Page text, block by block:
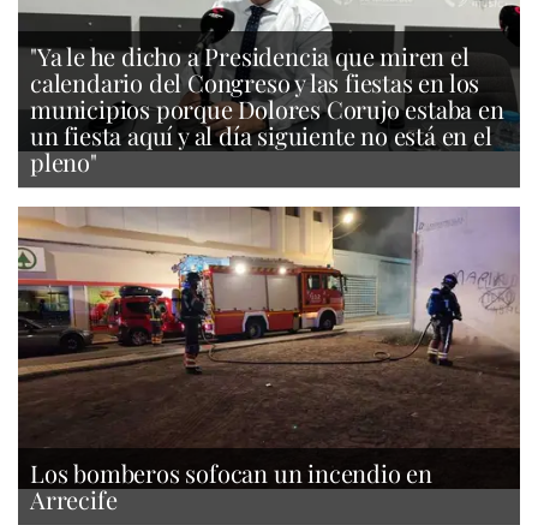
"Ya le he dicho a Presidencia que miren el
calendario del Congreso y las fiestas en los
municipios porque Dolores Corujo estaba en
un fiesta aquí y al día siguiente no está en el
pleno"
Los bomberos sofocan un incendio en
Arrecife